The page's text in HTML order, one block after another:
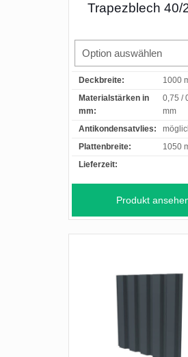
Trapezblech 40/
Deckbreite:
1000
Materialstärken in
mm:
0,75 /
mm
Antikondensatvlies:
Plattenbreite:
1050
Lieferzeit:
Produkt